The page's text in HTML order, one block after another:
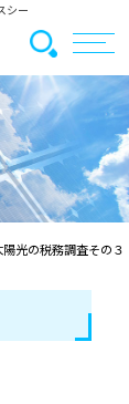
シー
陽光の税務調査その３